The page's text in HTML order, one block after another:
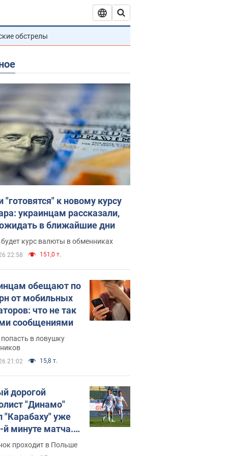
обстрелы
"готовятся" к новому курсу
украинцам рассказали,
в ближайшие дни
курс валюты в обменниках
22:58 151,0 т.
обещают по
от мобильных
что не так
сообщениями
попасть в ловушку
21:02 15,8 т.
дорогой
"Динамо"
"Карабаху" уже
й минуте матча.
проходит в Польше